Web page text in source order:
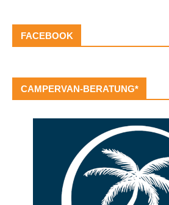
FACEBOOK
CAMPERVAN-BERATUNG*